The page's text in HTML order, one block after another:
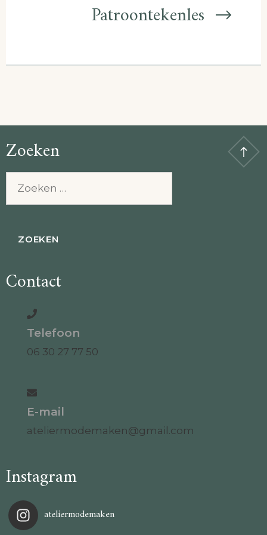
Patroontekenles
Zoeken
Contact
Telefoon
06 30 27 77 50
E-mail
ateliermodemaken@gmail.com
Instagram
ateliermodemaken